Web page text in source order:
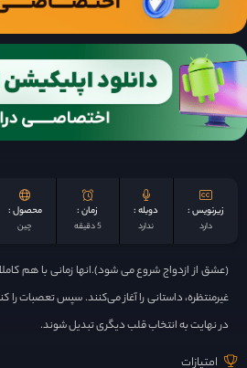
زیرنویس :
دارد
دوبله :
ندارد
زمان :
5 دقیقه
محصول :
چين
(عشق از ازدواج شروع می شود).انها زمانی با هم
غیرمنتظره، داستانی را آغاز می‌کنند. سپس تعصبات را
در نهایت به انتخاب قلب دیگری تبدیل شوند.
امتیازات